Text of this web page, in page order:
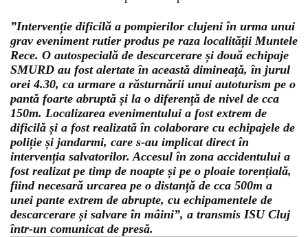
”Intervenție dificilă a pompierilor clujeni în urma unui
grav eveniment rutier produs pe raza localității Muntele
Rece. O autospecială de descarcerare și două echipaje
SMURD au fost alertate în această dimineață, în jurul
orei 4.30, ca urmare a răsturnării unui autoturism pe o
pantă foarte abruptă și la o diferență de nivel de cca
150m. Localizarea evenimentului a fost extrem de
dificilă și a fost realizată în colaborare cu echipajele de
poliție și jandarmi, care s-au implicat direct în
intervenția salvatorilor. Accesul în zona accidentului a
fost realizat pe timp de noapte și pe o ploaie torențială,
fiind necesară urcarea pe o distanță de cca 500m a
unei pante extrem de abrupte, cu echipamentele de
descarcerare și salvare în mâini”, a transmis ISU Cluj
într-un comunicat de presă.